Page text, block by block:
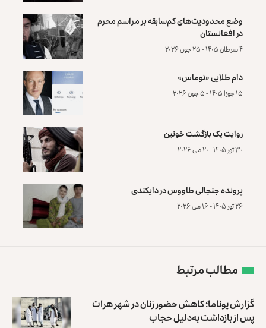
وضع محدودیت‌های کم‌سابقه بر مراسم محرم
در افغانستان
۴ سرطان ۱۴۰۵ - ۲۵ جون ۲۰۲۶
دام طلایی «توماس»
۱۵ جوزا ۱۴۰۵ - ۵ جون ۲۰۲۶
روایت یک بازگشت خونین
۳۰ ثور ۱۴۰۵ - ۲۰ می ۲۰۲۶
پرونده‌ جنجالی طاووس در دایکندی
۲۶ ثور ۱۴۰۵ - ۱۶ می ۲۰۲۶
مطالب مرتبط
گزارش یوناما؛ کاهش حضور زنان در شهر هرات
پس از بازداشت به‌دلیل ‏حجاب